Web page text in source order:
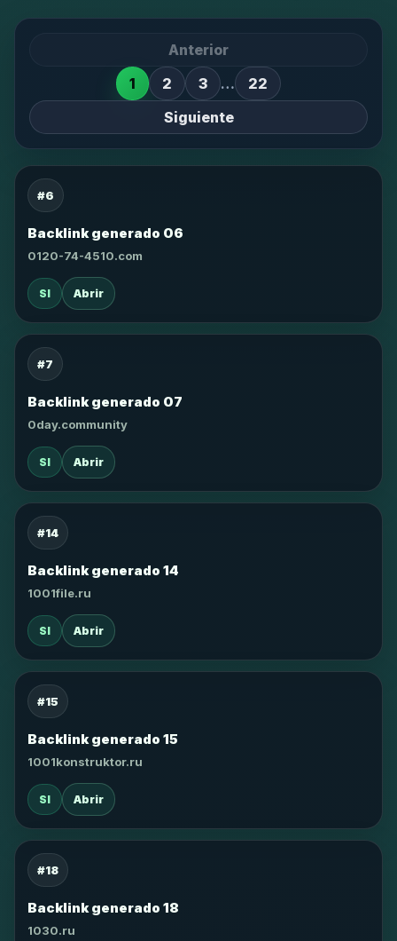
Anterior
1
2 3 …
22
Siguiente
#6
Backlink generado 06
0120-74-4510.com
SI Abrir
#7
Backlink generado 07
0day.community
SI Abrir
#14
Backlink generado 14
1001file.ru
SI Abrir
#15
Backlink generado 15
1001konstruktor.ru
SI Abrir
#18
Backlink generado 18
1030.ru